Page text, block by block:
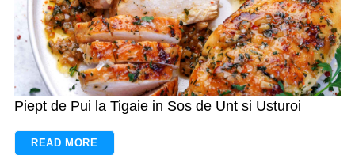
Piept de Pui la Tigaie in Sos de Unt si Usturoi
READ MORE